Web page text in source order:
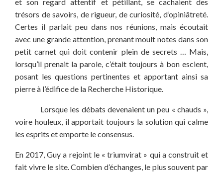
trésors de savoirs, de rigueur, de curiosité, d’opiniâtreté.
Certes il parlait peu dans nos réunions, mais écoutait
avec une grande attention, prenant moult notes dans son
petit carnet qui doit contenir plein de secrets … Mais,
lorsqu’il prenait la parole, c’était toujours à bon escient,
posant les questions pertinentes et apportant ainsi sa
pierre à l’édifice de la Recherche Historique.
Lorsque les débats devenaient un peu « chauds »,
voire houleux, il apportait toujours la solution qui calme
les esprits et emporte le consensus.
En 2017, Guy a rejoint le « triumvirat » qui a construit et
fait vivre le site. Combien d’échanges, le plus souvent par